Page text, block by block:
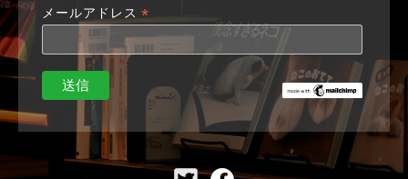
メールアドレス*